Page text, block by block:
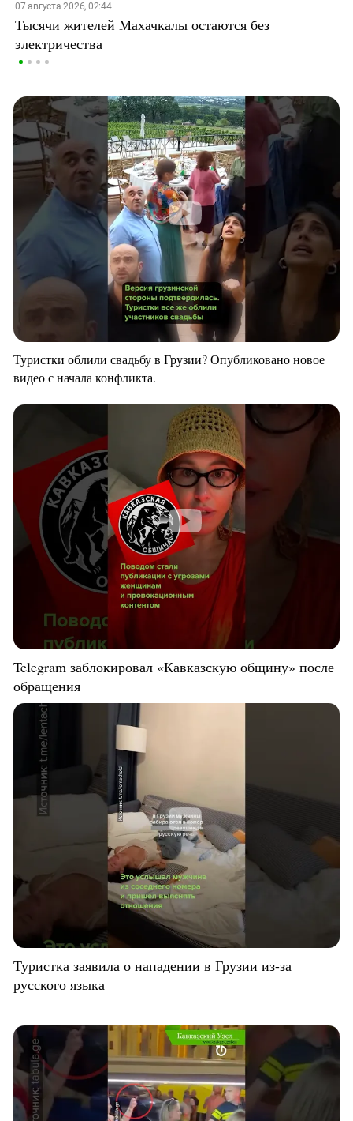
07 августа 2026, 02:44
Тысячи жителей Махачкалы остаются без
электричества
Туристки облили свадьбу в Грузии? Опубликовано новое
видео с начала конфликта.
Telegram заблокировал «Кавказскую общину» после
обращения
Туристка заявила о нападении в Грузии из-за
русского языка